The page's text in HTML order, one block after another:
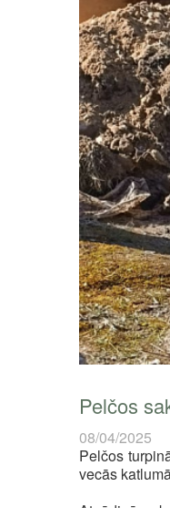
Pelčos
08/04/2025
Pelčos
vecās